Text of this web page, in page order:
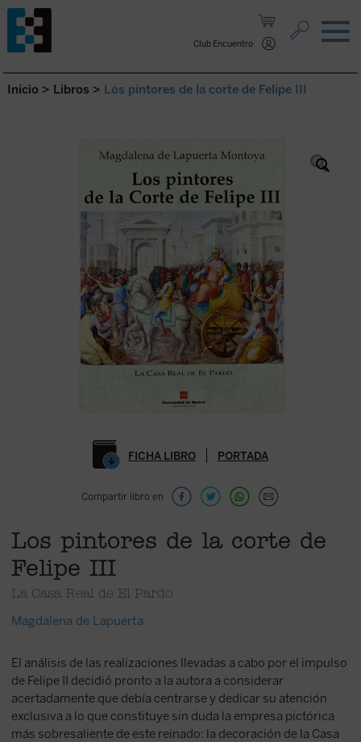
Club Encuentro
Saltar al contenido.
Inicio > Libros > Los pintores de la corte de Felipe III
FICHA LIBRO PORTADA
Compartir libro en
Los pintores de la corte de
Felipe III
La Casa Real de El Pardo
Magdalena de Lapuerta
El análisis de las realizaciones llevadas a cabo por el impulso
de Felipe II decidió pronto a la autora a considerar
acertadamente que debía centrarse y dedicar su atención
exclusiva a lo que constituye sin duda la empresa pictórica
más sobresaliente de este reinado: la decoración de la Casa